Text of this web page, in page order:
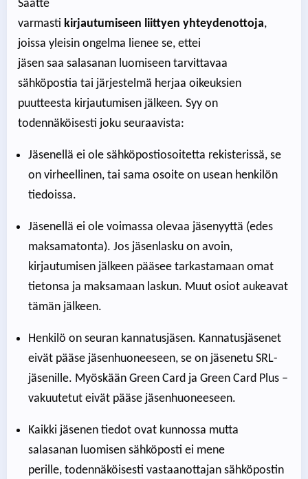
Saatte
varmasti kirjautumiseen liittyen yhteydenottoja,
joissa yleisin ongelma lienee se, ettei
jäsen saa salasanan luomiseen tarvittavaa
sähköpostia tai järjestelmä herjaa oikeuksien
puutteesta kirjautumisen jälkeen. Syy on
todennäköisesti joku seuraavista:
Jäsenellä ei ole sähköpostiosoitetta rekisterissä, se
on virheellinen, tai sama osoite on usean henkilön
tiedoissa.
Jäsenellä ei ole voimassa olevaa jäsenyyttä (edes
maksamatonta). Jos jäsenlasku on avoin,
kirjautumisen jälkeen pääsee tarkastamaan omat
tietonsa ja maksamaan laskun. Muut osiot aukeavat
tämän jälkeen.
Henkilö on seuran kannatusjäsen. Kannatusjäsenet
eivät pääse jäsenhuoneeseen, se on jäsenetu SRL-
jäsenille. Myöskään Green Card ja Green Card Plus –
vakuutetut eivät pääse jäsenhuoneeseen.
Kaikki jäsenen tiedot ovat kunnossa mutta
salasanan luomisen sähköposti ei mene
perille, todennäköisesti vastaanottajan sähköpostin